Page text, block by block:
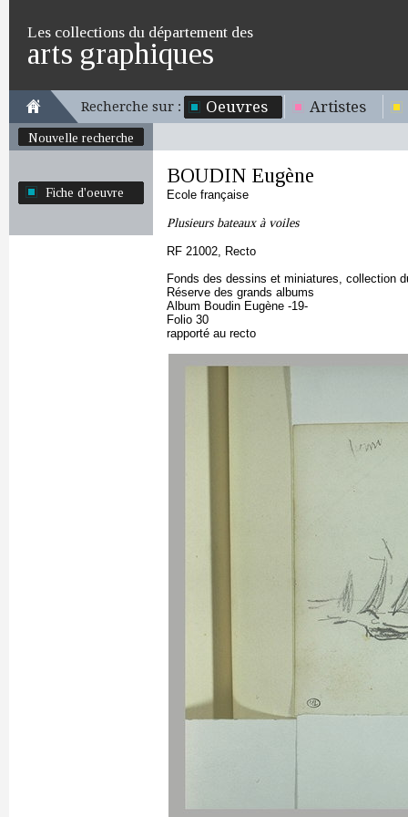
Les collections du département des
arts graphiques
Recherche sur : Oeuvres Artistes
Nouvelle recherche
Fiche d'oeuvre
BOUDIN Eugène
Ecole française
Plusieurs bateaux à voiles
RF 21002, Recto
Fonds des dessins et miniatures, collection
Réserve des grands albums
Album Boudin Eugène -19-
Folio 30
rapporté au recto